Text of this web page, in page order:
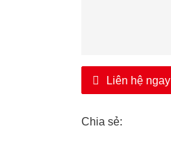
Liên hệ ngay
Chia sẻ: